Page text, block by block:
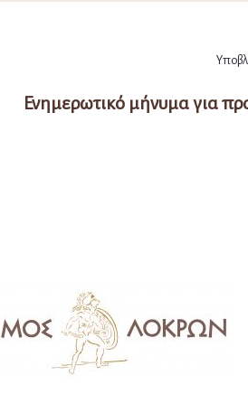
Ενημερωτικό μήνυμα για